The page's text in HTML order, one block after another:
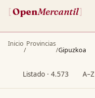
[OpenMercantil]
Inicio
/
Provincias
/Gipuzkoa
Listado · 4.573 A–Z